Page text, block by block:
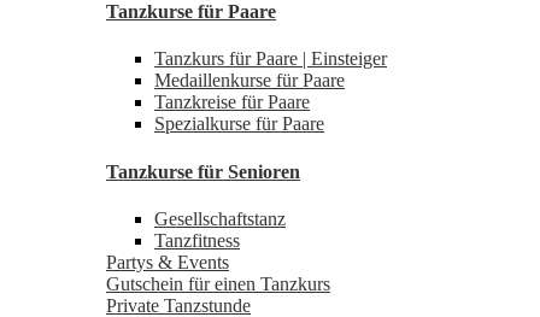
Tanzkurse für Paare
Tanzkurs für Paare | Einsteiger
Medaillenkurse für Paare
Tanzkreise für Paare
Spezialkurse für Paare
Tanzkurse für Senioren
Gesellschaftstanz
Tanzfitness
Partys & Events
Gutschein für einen Tanzkurs
Private Tanzstunde